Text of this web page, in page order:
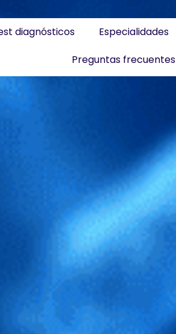
diagnósticos Especialidades
Preguntas frecuentes